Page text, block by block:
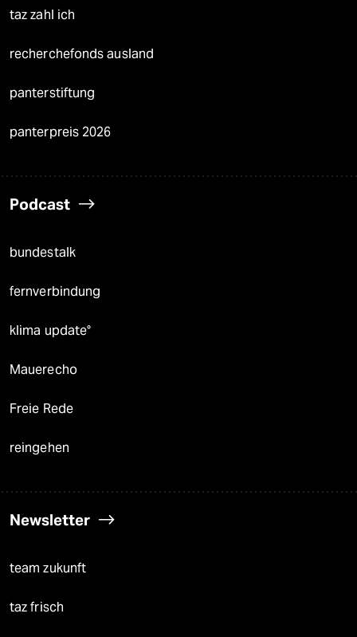
taz zahl ich
recherchefonds ausland
panterstiftung
panterpreis 2026
Podcast
bundestalk
fernverbindung
klima update°
Mauerecho
Freie Rede
reingehen
Newsletter
team zukunft
taz frisch